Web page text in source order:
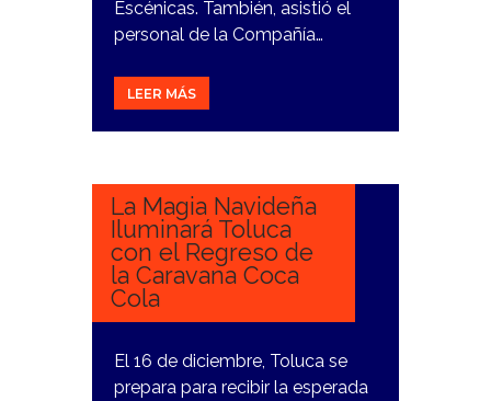
Escénicas. También, asistió el
personal de la Compañía…
LEER MÁS
24
La Magia Navideña
Iluminará Toluca
con el Regreso de
la Caravana Coca
Cola
El 16 de diciembre, Toluca se
prepara para recibir la esperada